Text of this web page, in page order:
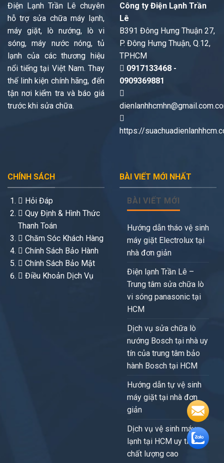
Điện Lạnh Trần Lê chuyên
hỗ trợ sửa chữa máy lạnh,
máy giặt, lò nướng, lò vi
sóng, máy nước nóng, tủ
lạnh của các thương hiệu
nổi tiếng tại Việt Nam. Thay
thế linh kiện chính hãng, đến
tận nơi kiểm tra và báo giá
trước khi sửa chữa.
Công ty Điện Lạnh Trần
Lê
B391 Đông Hưng Thuận 27,
P. Đông Hưng Thuận, Q.12,
TPHCM
0917133468 -
0909369881
https://
CHÍNH SÁCH
Hỏi Đáp
Quy Định & Hình Thức
Thanh Toán
Chăm Sóc Khách Hàng
Chính Sách Bảo Hành
Chính Sách Bảo Mật
Điều Khoản Dịch Vụ
BÀI VIẾT MỚI NHẤT
BÀI VIẾT MỚI
Hướng dẫn tháo vệ sinh
máy giặt Electrolux tại
nhà đơn giản
Điện lạnh Trần Lê –
Trung tâm sửa chữa lò
vi sóng panasonic tại
HCM
Dịch vụ sửa chữa lò
nướng Bosch tại nhà uy
tín của trung tâm bảo
hành Bosch tại HCM
Hướng dẫn tự vệ sinh
máy giặt tại nhà đơn
giản
Dịch vụ vệ sinh máy
lạnh tại HCM uy tín,
chất lượng cao